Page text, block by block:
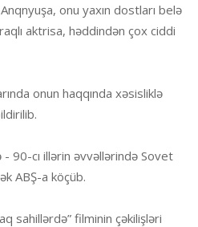
onu yaxın dostları belə
aktrisa, həddindən çox ciddi
onun haqqında xəsisliklə
- 90-cı illərin əvvəllərində Sovet
ABŞ-a köçüb.
sahillərdə” filminin çəkilişləri